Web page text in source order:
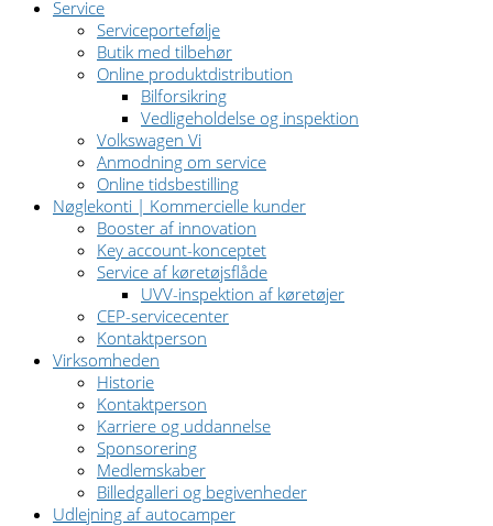
Service
Serviceportefølje
Butik med tilbehør
Online produktdistribution
Bilforsikring
Vedligeholdelse og inspektion
Volkswagen Vi
Anmodning om service
Online tidsbestilling
Nøglekonti | Kommercielle kunder
Booster af innovation
Key account-konceptet
Service af køretøjsflåde
UVV-inspektion af køretøjer
CEP-servicecenter
Kontaktperson
Virksomheden
Historie
Kontaktperson
Karriere og uddannelse
Sponsorering
Medlemskaber
Billedgalleri og begivenheder
Udlejning af autocamper